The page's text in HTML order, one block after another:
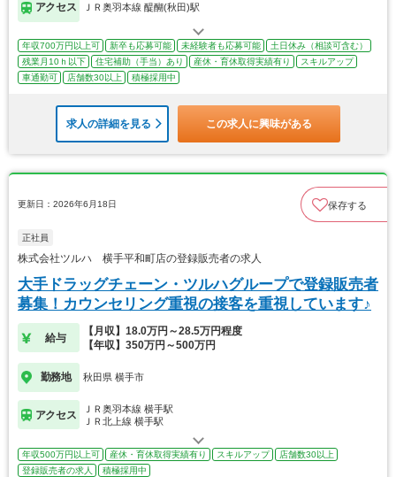
アクセス ＪＲ奥羽本線 醍醐(秋田)駅
年収700万円以上可 新卒も応募可能 未経験者も応募可能
土日休み（相談可含む）
残業月10ｈ以下
住宅補助（手当）あり 産休・育休取得実績有り
スキルアップ
車通勤可
店舗数30以上 積極採用中
求人の詳細を見る この求人に興味がある
更新日：2026年6月18日 保存する
正社員
株式会社ツルハ 横手平和町店の登録販売者の求人
大手ドラッグチェーン・ツルハグループで登録販売者
募集！カウンセリング重視の接客を重視しています♪
給与
【月収】18.0万円～28.5万円程度
【年収】350万円～500万円
勤務地 秋田県 横手市
アクセス
ＪＲ奥羽本線 横手駅
ＪＲ北上線 横手駅
年収500万円以上可 産休・育休取得実績有り スキルアップ
店舗数30以上
登録販売者の求人
積極採用中